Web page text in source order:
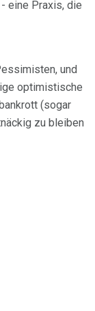
eine Praxis, die
und
optimistische
(sogar
zu bleiben